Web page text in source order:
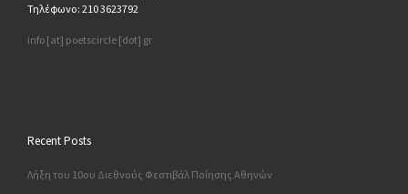
Τηλέφωνο: 210 3623792
info [at] poetscircle [dot] gr
Recent Posts
Λήξη του 10ου Διεθνούς Φεστιβάλ Ποίησης Αθηνών